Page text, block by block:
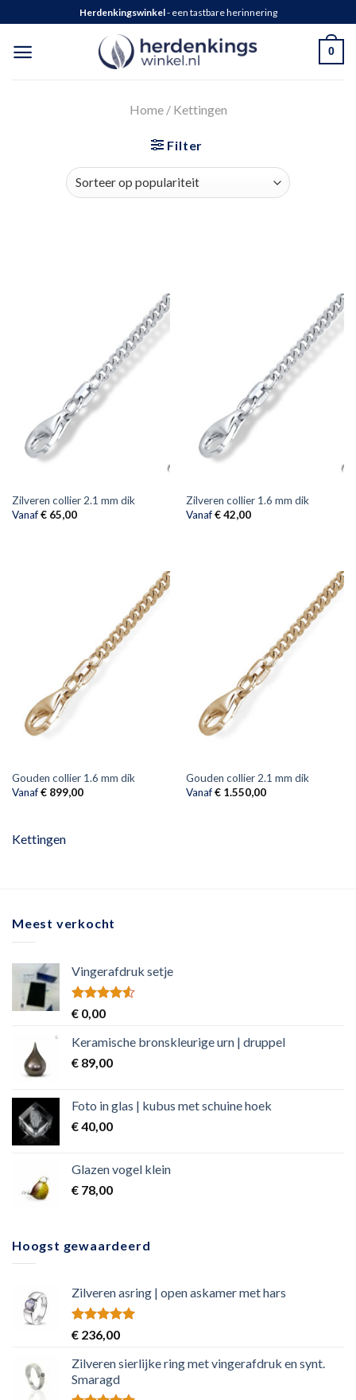
Herdenkingswinkel- een tastbare herinnering
0
Home/ Kettingen
Filter
Zilveren collier 2.1 mm dik
Vanaf€65,00
Zilveren collier 1.6 mm dik
Vanaf€42,00
Gouden collier 1.6 mm dik
Vanaf€899,00
Gouden collier 2.1 mm dik
Vanaf€1.550,00
Kettingen
Meest verkocht
Vingerafdruk setje
Rated
4.50
of 5
€ 0,00
Keramische bronskleurige urn | druppel
€ 89,00
Foto in glas | kubus met schuine hoek
€40,00
Glazen vogel klein
€ 78,00
Hoogst gewaardeerd
Zilveren asring | open askamer met hars
Rated5.00
out of 5
€ 236,00
Zilveren sierlijke ring met vingerafdruk en synt.
Smaragd